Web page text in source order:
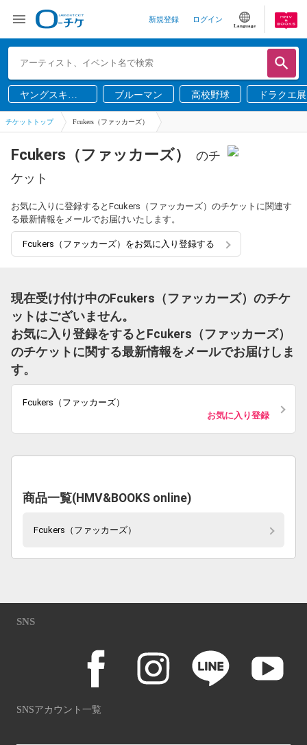
新規登録 ログイン
Language
ヤングスキニ
ー
ブルーマン 高校野球 ドラクエ展
チケットトップ Fcukers（ファッカーズ）
Fcukers（ファッカーズ）
のチ
ケット
お気に入りに登録するとFcukers（ファッカーズ）のチケットに関連す
る最新情報をメールでお届けいたします。
Fcukers（ファッカーズ）をお気に入り登録する
現在受け付け中のFcukers（ファッカーズ）のチケ
ットはございません。
お気に入り登録をするとFcukers（ファッカーズ）
のチケットに関する最新情報をメールでお届けしま
す。
Fcukers（ファッカーズ）
お気に入り登録
商品一覧(HMV&BOOKS online)
Fcukers（ファッカーズ）
SNS
SNSアカウント一覧